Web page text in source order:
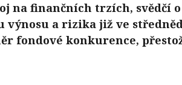
na finančních trzích, svědčí
výnosu a rizika již ve
fondové konkurence,